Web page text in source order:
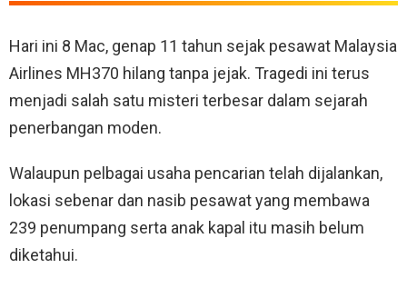
Hari ini 8 Mac, genap 11 tahun sejak pesawat Malaysia
Airlines MH370 hilang tanpa jejak. Tragedi ini terus
menjadi salah satu misteri terbesar dalam sejarah
penerbangan moden.
Walaupun pelbagai usaha pencarian telah dijalankan,
lokasi sebenar dan nasib pesawat yang membawa
239 penumpang serta anak kapal itu masih belum
diketahui.